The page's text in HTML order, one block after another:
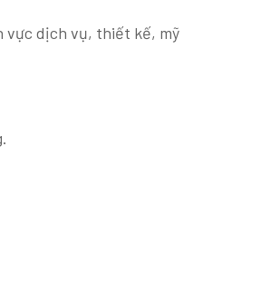
vực dịch vụ, thiết kế, mỹ